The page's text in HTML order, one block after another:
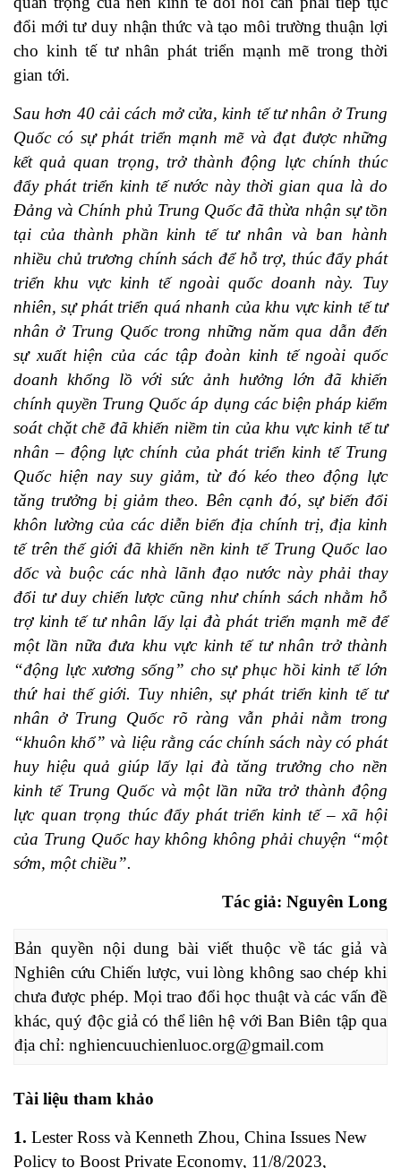
đổi mới tư duy nhận thức và tạo môi trường thuận lợi
cho kinh tế tư nhân phát triển mạnh mẽ trong thời
gian tới.
Sau hơn 40 cải cách mở cửa, kinh tế tư nhân ở Trung
Quốc có sự phát triển mạnh mẽ và đạt được những
kết quả quan trọng, trở thành động lực chính thúc
đẩy phát triển kinh tế nước này thời gian qua là do
Đảng và Chính phủ Trung Quốc đã thừa nhận sự tồn
tại của thành phần kinh tế tư nhân và ban hành
nhiều chủ trương chính sách để hỗ trợ, thúc đẩy phát
triển khu vực kinh tế ngoài quốc doanh này. Tuy
nhiên, sự phát triển quá nhanh của khu vực kinh tế tư
nhân ở Trung Quốc trong những năm qua dẫn đến
sự xuất hiện của các tập đoàn kinh tế ngoài quốc
doanh khổng lồ với sức ảnh hưởng lớn đã khiến
chính quyền Trung Quốc áp dụng các biện pháp kiểm
soát chặt chẽ đã khiến niềm tin của khu vực kinh tế tư
nhân – động lực chính của phát triển kinh tế Trung
Quốc hiện nay suy giảm, từ đó kéo theo động lực
tăng trưởng bị giảm theo. Bên cạnh đó, sự biến đổi
khôn lường của các diễn biến địa chính trị, địa kinh
tế trên thế giới đã khiến nền kinh tế Trung Quốc lao
dốc và buộc các nhà lãnh đạo nước này phải thay
đổi tư duy chiến lược cũng như chính sách nhằm hỗ
trợ kinh tế tư nhân lấy lại đà phát triển mạnh mẽ để
một lần nữa đưa khu vực kinh tế tư nhân trở thành
“động lực xương sống” cho sự phục hồi kinh tế lớn
thứ hai thế giới. Tuy nhiên, sự phát triển kinh tế tư
nhân ở Trung Quốc rõ ràng vẫn phải nằm trong
“khuôn khổ” và liệu rằng các chính sách này có phát
huy hiệu quả giúp lấy lại đà tăng trưởng cho nền
kinh tế Trung Quốc và một lần nữa trở thành động
lực quan trọng thúc đẩy phát triển kinh tế – xã hội
của Trung Quốc hay không không phải chuyện “một
sớm, một chiều”.
Tác giả: Nguyên Long
Bản quyền nội dung bài viết thuộc về tác giả và
Nghiên cứu Chiến lược, vui lòng không sao chép khi
chưa được phép. Mọi trao đổi học thuật và các vấn đề
khác, quý độc giả có thể liên hệ với Ban Biên tập qua
địa chỉ: nghiencuuchienluoc.org@gmail.com
Tài liệu tham khảo
1. Lester Ross và Kenneth Zhou, China Issues New
Policy to Boost Private Economy, 11/8/2023,